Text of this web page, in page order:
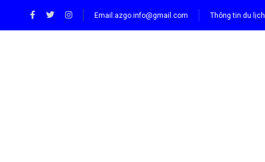
Email:azgo.info@gmail.com Thông tin du lịch